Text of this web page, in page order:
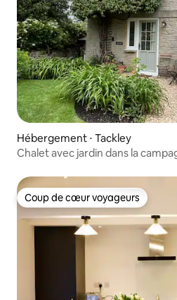
Hébergement ⋅ Tackley
Chalet avec jardin dans la
Coup de cœur voyageurs
Coup de cœur voyageurs